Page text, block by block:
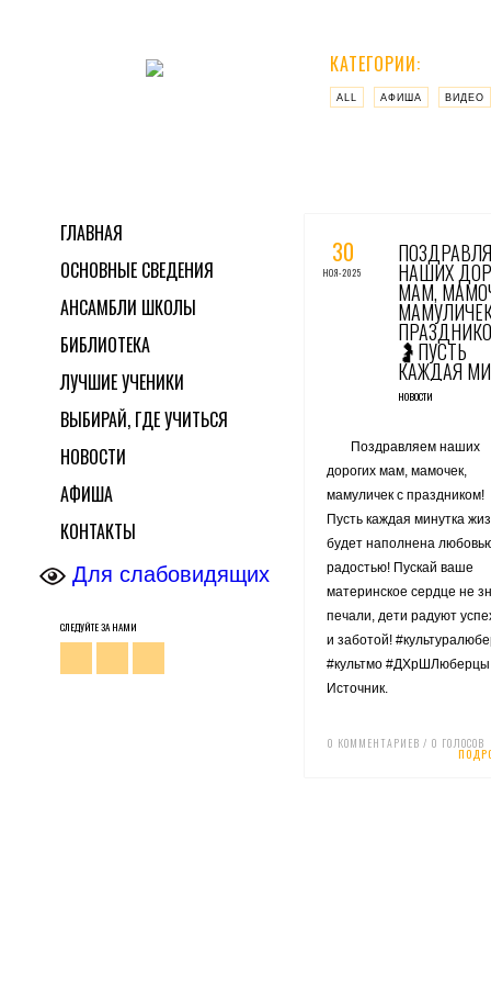
ГЛАВНАЯ
ОСНОВНЫЕ СВЕДЕНИЯ
АНСАМБЛИ ШКОЛЫ
БИБЛИОТЕКА
ЛУЧШИЕ УЧЕНИКИ
ВЫБИРАЙ, ГДЕ УЧИТЬСЯ
НОВОСТИ
АФИША
КОНТАКТЫ
Для слабовидящих
СЛЕДУЙТЕ ЗА НАМИ
КАТЕГОРИИ:
ALL АФИША ВИДЕО
30
НОЯ-2025 НАШИХ
МАМ,
🤰ПУСТЬ
КАЖДАЯ
НОВОСТИ
Поздравляем наших
дорогих мам, мамочек,
мамуличек с праздником!
Пусть каждая минутка
будет наполнена
радостью! Пускай ваше
материнское сердце не
печали, дети радуют
и заботой!
#культмо #ДХрШЛюберцы
Источник.
0 КОММЕНТАРИЕВ / 0 ГОЛОСОВ